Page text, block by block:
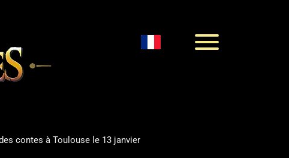
Menu
contes à Toulouse le 13 janvier